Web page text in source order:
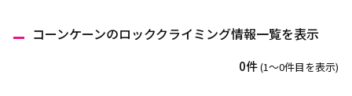
コーンケーンのロッククライミング情報一覧を表示
0件(1〜0件目を表示)